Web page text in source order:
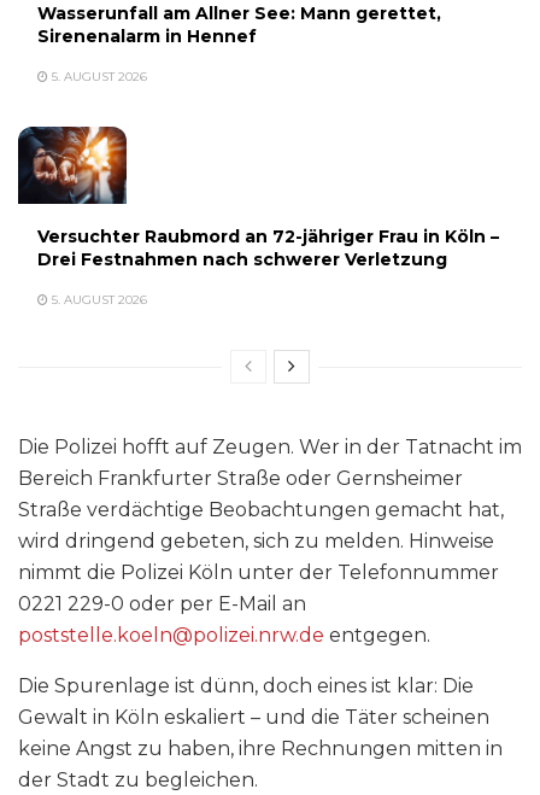
Wasserunfall am Allner See: Mann gerettet,
Sirenenalarm in Hennef
5. AUGUST 2026
Versuchter Raubmord an 72-jähriger Frau in Köln –
Drei Festnahmen nach schwerer Verletzung
5. AUGUST 2026
Die Polizei hofft auf Zeugen. Wer in der Tatnacht im
Bereich Frankfurter Straße oder Gernsheimer
Straße verdächtige Beobachtungen gemacht hat,
wird dringend gebeten, sich zu melden. Hinweise
nimmt die Polizei Köln unter der Telefonnummer
0221 229-0 oder per E-Mail an
poststelle.koeln@polizei.nrw.de entgegen.
Die Spurenlage ist dünn, doch eines ist klar: Die
Gewalt in Köln eskaliert – und die Täter scheinen
keine Angst zu haben, ihre Rechnungen mitten in
der Stadt zu begleichen.